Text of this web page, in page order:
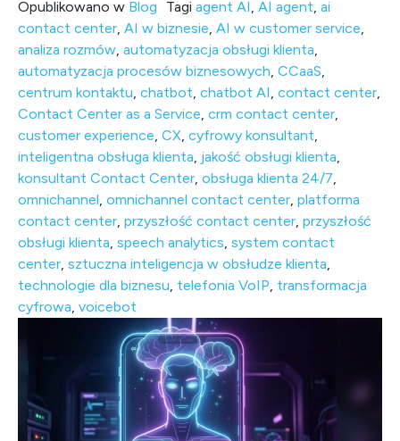
Opublikowano w Blog Tagi agent AI, AI agent, ai
contact center, AI w biznesie, AI w customer service,
analiza rozmów, automatyzacja obsługi klienta,
automatyzacja procesów biznesowych, CCaaS,
centrum kontaktu, chatbot, chatbot AI, contact center,
Contact Center as a Service, crm contact center,
customer experience, CX, cyfrowy konsultant,
inteligentna obsługa klienta, jakość obsługi klienta,
konsultant Contact Center, obsługa klienta 24/7,
omnichannel, omnichannel contact center, platforma
contact center, przyszłość contact center, przyszłość
obsługi klienta, speech analytics, system contact
center, sztuczna inteligencja w obsłudze klienta,
technologie dla biznesu, telefonia VoIP, transformacja
cyfrowa, voicebot